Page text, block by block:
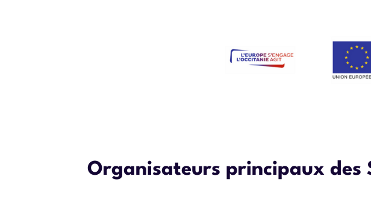
Organisateurs principaux des